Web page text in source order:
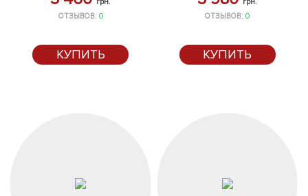
ОТЗЫВОВ: 0
КУПИТЬ
ОТЗЫВОВ:0
КУПИТЬ